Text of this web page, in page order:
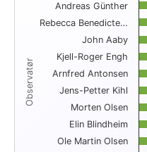
Bar chart with 10 bars.
View as data table, Topp 10
The chart has 1 X axis
The chart has 1 Y axis
Observatør
Andreas Günther
Rebecca Benedicte…
John Aaby
Kjell-Roger Engh
Arnfred Antonsen
Jens-Petter Kihl
Morten Olsen
Elin Blindheim
Ole Martin Olsen